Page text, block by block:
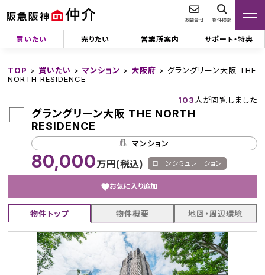
お問合せ 物件検索
買いたい 売りたい 営業所案内 サポート・特典
TOP > 買いたい >マンション > 大阪府 > グラングリーン大阪 THE
NORTH RESIDENCE
103 人が閲覧しました
グラングリーン大阪 THE NORTH
RESIDENCE
マンション
80,000万円(税込) ローンシミュレーション
お気に入り追加
物件トップ 物件概要 地図・周辺環境